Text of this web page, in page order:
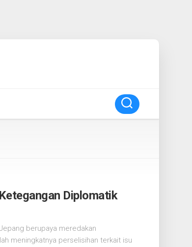
Diplomatik
berupaya meredakan
meningkatnya perselisihan terkait isu